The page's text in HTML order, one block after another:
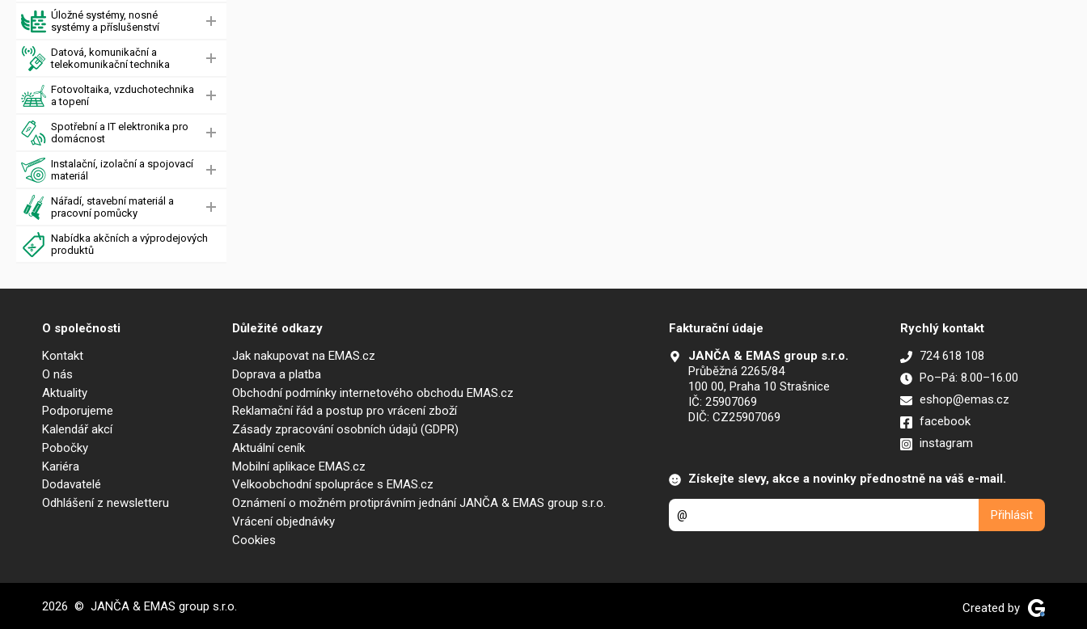
Úložné systémy, nosné
systémy a příslušenství
Datová, komunikační a
telekomunikační technika
Fotovoltaika, vzduchotechnika
a topení
Spotřební a IT elektronika pro
domácnost
Instalační, izolační a spojovací
materiál
Nářadí, stavební materiál a
pracovní pomůcky
Nabídka akčních a výprodejových
produktů
O společnosti
Kontakt
O nás
Aktuality
Podporujeme
Kalendář akcí
Pobočky
Kariéra
Dodavatelé
Odhlášení z newsletteru
Důležité odkazy
Jak nakupovat na EMAS.cz
Doprava a platba
Obchodní podmínky internetového obchodu EMAS.cz
Reklamační řád a postup pro vrácení zboží
Zásady zpracování osobních údajů (GDPR)
Aktuální ceník
Mobilní aplikace EMAS.cz
Velkoobchodní spolupráce s EMAS.cz
Oznámení o možném protiprávním jednání JANČA & EMAS group s.r.o.
Vrácení objednávky
Cookies
Fakturační údaje
JANČA & EMAS group s.r.o.
Průběžná 2265/84
100 00, Praha 10 Strašnice
IČ: 25907069
DIČ: CZ25907069
Rychlý kontakt
724 618 108
Po–Pá: 8.00–16.00
eshop@emas.cz
facebook
instagram
Získejte slevy, akce a novinky přednostně na váš e-mail.
2026 © JANČA & EMAS group s.r.o. Created by